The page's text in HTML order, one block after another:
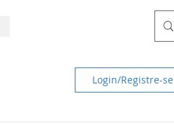
Login/Registre-se